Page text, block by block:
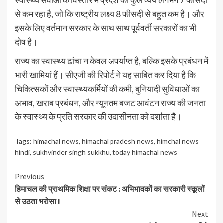
से कम रहा है, जो कि राष्ट्रीय लक्ष्य 8 फीसदी से बहुत कम है। और
इसके लिए वर्तमान सरकार के साथ साथ पूर्ववर्ती सरकारों का भी
दोष है।
राज्य का स्वास्थ्य ढांचा न केवल अपर्याप्त है, बल्कि इसके प्रबंधन में
भारी खामियां हैं। सीएजी की रिपोर्ट ने यह साबित कर दिया है कि
चिकित्सकों और स्वास्थ्यकर्मियों की कमी, बुनियादी सुविधाओं का
अभाव, खराब प्रबंधन, और न्यूनतम बजट आवंटन राज्य की जनता
के स्वास्थ्य के प्रति सरकार की उदासीनता को दर्शाता है।
Tags: himachal news, himachal pradesh news, himchal news
hindi, sukhvinder singh sukkhu, today himachal news
Continue
Reading
Previous
हिमाचल की प्राथमिक शिक्षा पर संकट : अभिभावकों का सरकारी स्कूलों
से उठता भरोसा !
Next